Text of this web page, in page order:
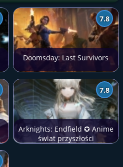
7.8
Doomsday: Last Survivors
7.8
Arknights: Endfield ✪ Anime
świat przyszłości